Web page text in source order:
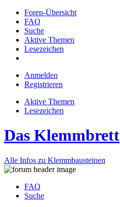
Foren-Übersicht
FAQ
Suche
Aktive Themen
Lesezeichen
Anmelden
Registrieren
Aktive Themen
Lesezeichen
Das Klemmbrett
Alle Infos zu Klemmbausteinen
FAQ
Suche